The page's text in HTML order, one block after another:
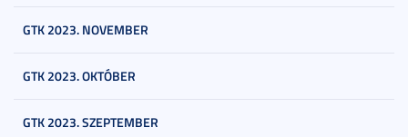
GTK 2023. NOVEMBER
GTK 2023. OKTÓBER
GTK 2023. SZEPTEMBER